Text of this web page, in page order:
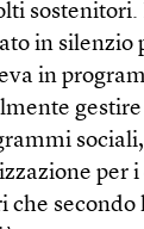
sostenitori.
in silenzio
in
per
che secondo